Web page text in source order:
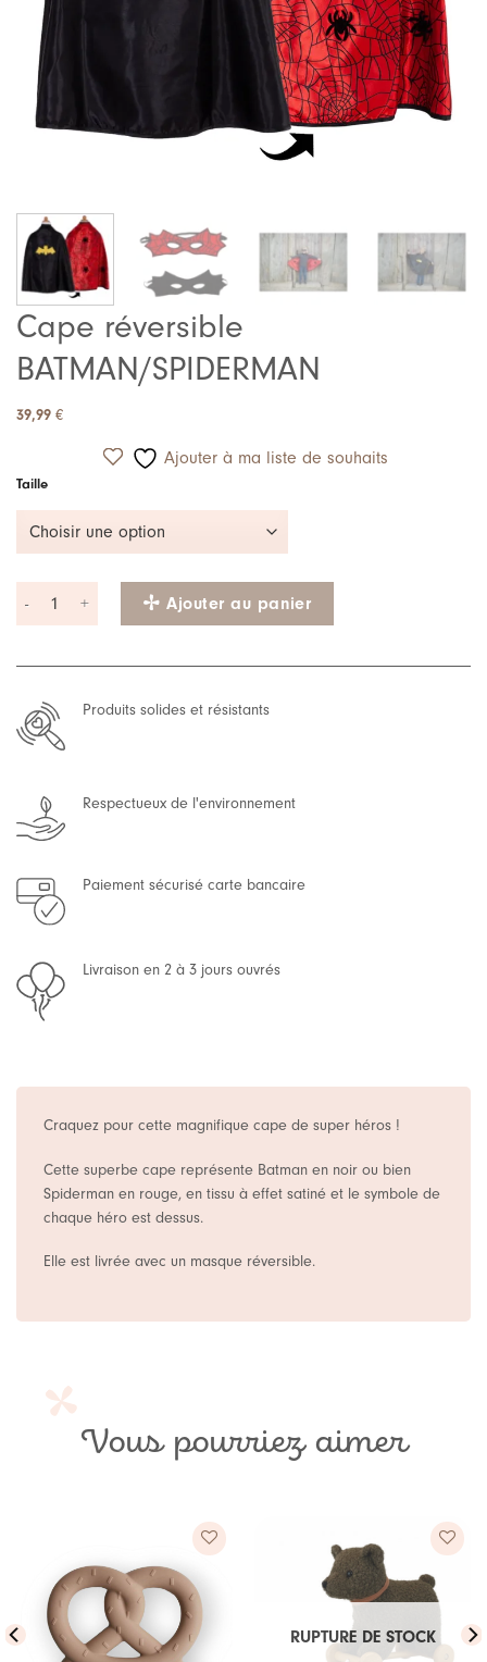
Cape réversible
BATMAN/SPIDERMAN
39,99 €
Ajouter à ma liste de souhaits
Taille
quantité de Cape réversible BATMAN/SPIDERMAN
Ajouter au panier
Produits solides et résistants
Respectueux de l'environnement
Paiement sécurisé carte bancaire
Livraison en 2 à 3 jours ouvrés
Craquez pour cette magnifique cape de super héros !
Cette superbe cape représente Batman en noir ou bien
Spiderman en rouge, en tissu à effet satiné et le symbole de
chaque héro est dessus.
Elle est livrée avec un masque réversible.
Vous pourriez aimer
Ajouter
à ma
liste de
souhaits
Ajouter
liste de
souhaits
RUPTURE DE STOCK